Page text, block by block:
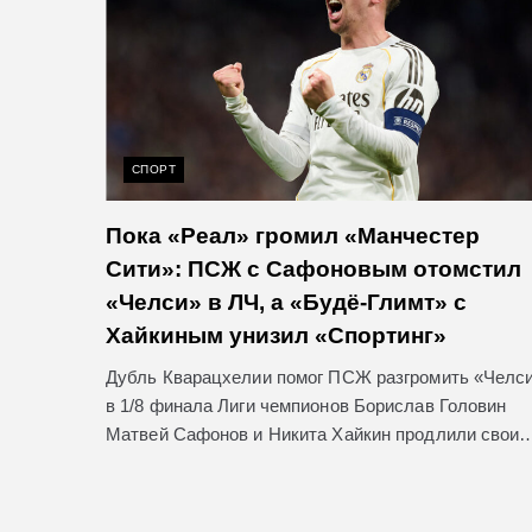
СПОРТ
Пока «Реал» громил «Манчестер
Сити»: ПСЖ с Сафоновым отомстил
«Челси» в ЛЧ, а «Будё-Глимт» с
Хайкиным унизил «Спортинг»
Дубль Кварацхелии помог ПСЖ разгромить
в 1/8 финала Лиги чемпионов Борислав Головин
Матвей Сафонов и Никита Хайкин продлили